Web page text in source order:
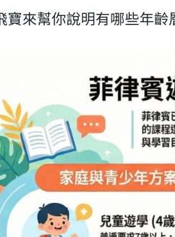
寶來幫你說明有哪些年